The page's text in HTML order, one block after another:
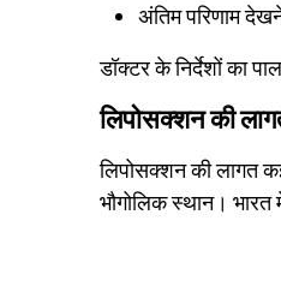
अंतिम परिणाम
डॉक्टर के निर्देशों का
लिपोसक्शन की
लिपोसक्शन की लागत
भौगोलिक स्थान।